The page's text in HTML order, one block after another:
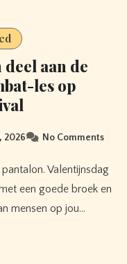
aan de
les op
2026 No Comments
een goede broek en
mensen op jou…